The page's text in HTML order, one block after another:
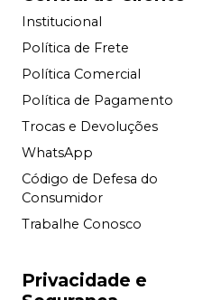
Institucional
Política de Frete
Política Comercial
Política de Pagamento
Trocas e Devoluções
WhatsApp
Código de Defesa do
Consumidor
Trabalhe Conosco
Privacidade e